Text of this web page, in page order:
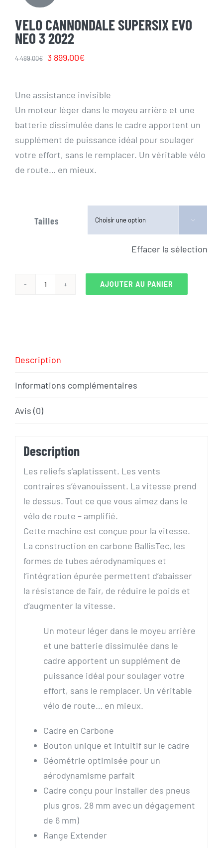
VELO CANNONDALE SUPERSIX EVO
NEO 3 2022
4 499,00€
Le
était :
4
499,00€.
3 899,00€Le
est :
3
899,00€.
Une assistance invisible
Un moteur léger dans le moyeu arrière et une
batterie dissimulée dans le cadre apportent un
supplément de puissance idéal pour soulager
votre effort, sans le remplacer. Un véritable vélo
de route… en mieux.
Tailles 
Effacer la sélection
EVO
NEO
AJOUTER AU PANIER
Description
Informations complémentaires
Avis (0)
Description
Les reliefs s’aplatissent. Les vents
contraires s’évanouissent. La vitesse prend
le dessus. Tout ce que vous aimez dans le
vélo de route – amplifié.
Cette machine est conçue pour la vitesse.
La construction en carbone BallisTec, les
formes de tubes aérodynamiques et
l’intégration épurée permettent d’abaisser
la résistance de l’air, de réduire le poids et
d’augmenter la vitesse.
Un moteur léger dans le moyeu arrière
et une batterie dissimulée dans le
cadre apportent un supplément de
puissance idéal pour soulager votre
effort, sans le remplacer. Un véritable
vélo de route… en mieux.
Cadre en Carbone
Bouton unique et intuitif sur le cadre
Géométrie optimisée pour un
aérodynamisme parfait
Cadre conçu pour installer des pneus
plus gros, 28 mm avec un dégagement
de 6 mm)
Range Extender